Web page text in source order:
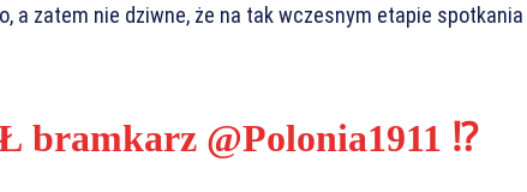
a zatem nie dziwne, że na tak wczesnym etapie spotkania
bramkarz @Polonia1911 ⁉️